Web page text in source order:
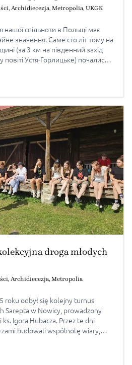
, Archidiecezja, Metropolia, UKGK
нашої спільноти в Польщі має
значення. Саме сто літ тому на
(за 3 км на південний захід
повіті Устя-Горлицьке) почалися
подія мала місцe 21 вересня
droga młodych
, Archidiecezja, Metropolia
roku odbył się kolejny turnus
Sarepta w Nowicy, prowadzony
ks. Igora Hubacza. Przez te dni
budowali wspólnotę wiary,
rekolekcji Każdy dzień